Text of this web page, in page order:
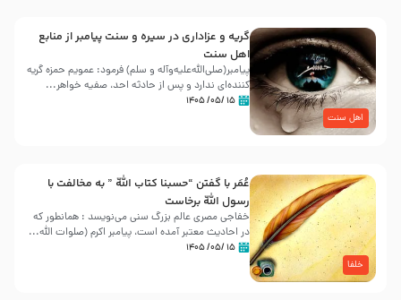
اهل سنت
گریه و عزاداری در سیره و سنت پیامبر از منابع
اهل سنت
پیامبر(صلی‌الله‌علیه‌وآله و سلم) فرمود: عمویم حمزه گریه
کننده‌ای ندارد و پس از حادثه احد، صفیه خواهر...
۱۵ /۰۵/ ۱۴۰۵
خلفا
عُمَر با گفتن “حسبنا كتاب اللّه ” به مخالفت با
رسول اللّه برخاست
خفاجی مصری عالم بزرگ سنی می‌نویسد : همانطور که
در احادیث معتبر آمده است، پیامبر اکرم (صلوات اللّه...
۱۵ /۰۵/ ۱۴۰۵